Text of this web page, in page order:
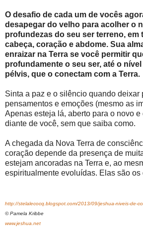
O desafio de cada um de vocês
desapegar do velho para acolher o
profundezas do seu ser terreno, em
cabeça, coração e abdome. Sua
enraizar na Terra se você permitir
profundamente o seu ser, até o
pélvis, que o conectam com a Terra.
Sinta a paz e o silêncio quando deixar
pensamentos e emoções (mesmo as
Apenas esteja lá, aberto para o novo e
diante de você, sem que saiba como.
A chegada da Nova Terra de
coração depende da presença de
estejam ancoradas na Terra e, ao
espiritualmente evoluídas. Elas são os
http://stelalecocq.blogspot.com/2013/09/jeshua-niveis-de-
© Pamela Kribbe
www.jeshua.net